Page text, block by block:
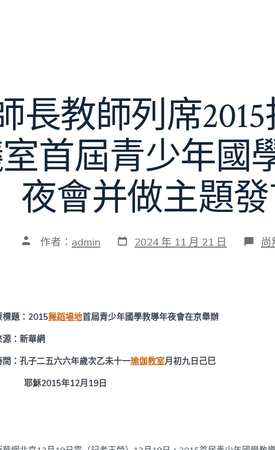
長教師列席
首屆青少年國
夜會并做主題
文 作者： admin 發
表
2024 年 11 月 21 日 在
〈
少
尚
標題：2015舞蹈場地首屆青少年國學教導年夜會在京舉辦
源：新華網
間：孔子二五六六年歲次乙未十一瑜伽教室月初九日己巳
耶穌2015年12月19日